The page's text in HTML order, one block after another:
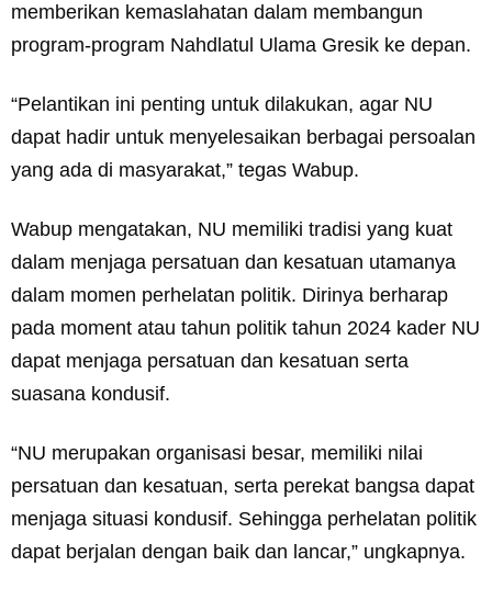
memberikan kemaslahatan dalam membangun
program-program Nahdlatul Ulama Gresik ke depan.
“Pelantikan ini penting untuk dilakukan, agar NU
dapat hadir untuk menyelesaikan berbagai persoalan
yang ada di masyarakat,” tegas Wabup.
Wabup mengatakan, NU memiliki tradisi yang kuat
dalam menjaga persatuan dan kesatuan utamanya
dalam momen perhelatan politik. Dirinya berharap
pada moment atau tahun politik tahun 2024 kader NU
dapat menjaga persatuan dan kesatuan serta
suasana kondusif.
“NU merupakan organisasi besar, memiliki nilai
persatuan dan kesatuan, serta perekat bangsa dapat
menjaga situasi kondusif. Sehingga perhelatan politik
dapat berjalan dengan baik dan lancar,” ungkapnya.